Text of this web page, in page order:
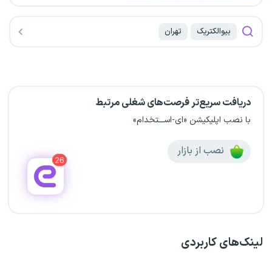
بیوالکتریک تهران
دریافت سریع‌تر فرصت‌های شغلی مرتبط
با نصب اپلیکیشن «ای-اســـتخدام»
نصب از بازار
لینک‌های کاربردی